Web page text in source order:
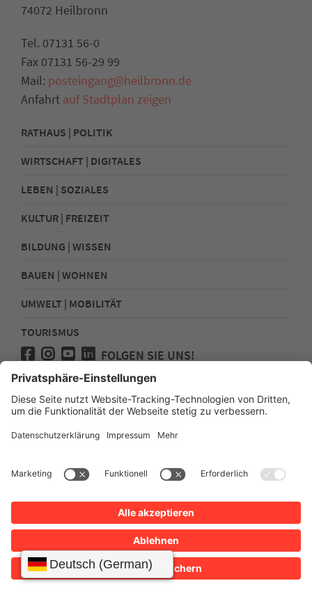
74072 Heilbronn
Tel. 07131 56-0
Fax 07131 56-29 99
Mail: posteingang@heilbronn.de
Anfahrt auf Stadtplan zeigen
RATHAUS | POLITIK
WIRTSCHAFT | DIGITALES
LEBEN | SOZIALES
KULTUR | FREIZEIT
BILDUNG | WISSEN
BAUEN | WOHNEN
UMWELT | MOBILITÄT
TOURISMUS
FOLGEN SIE UNS!
Presse
Kontakt
Impressum
Sitemap